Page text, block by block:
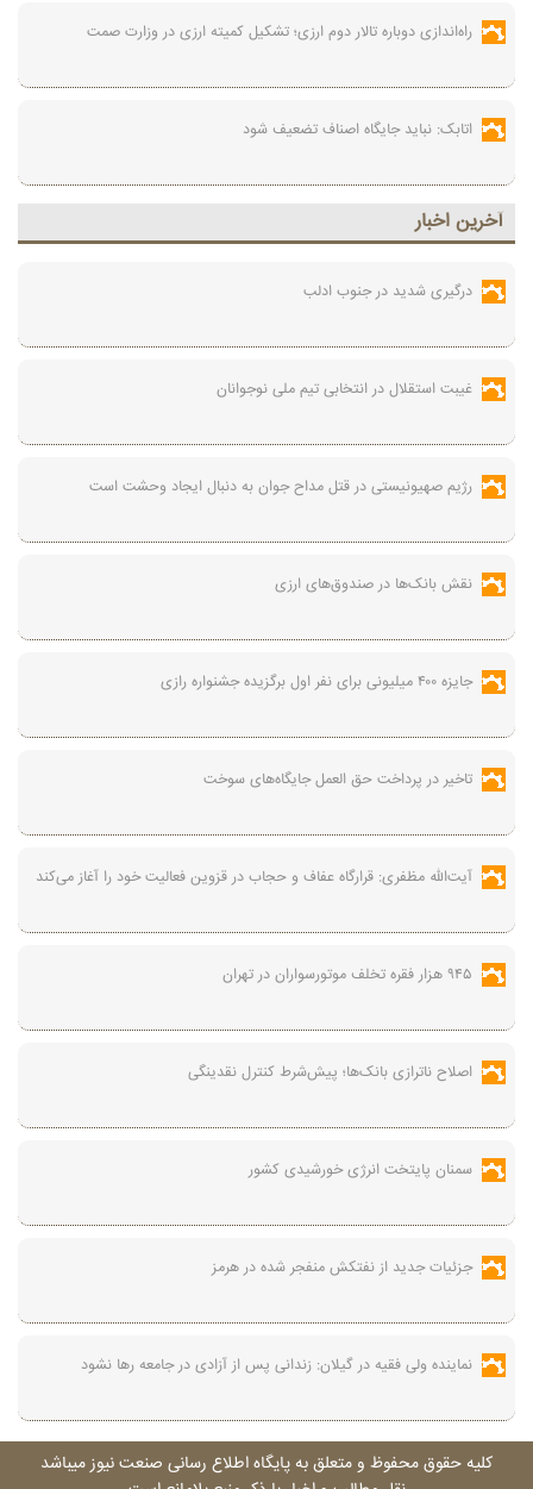
راه‌اندازی دوباره تالار دوم ارزی؛ تشکیل کمیته ارزی در وزارت صمت
اتابک: نباید جایگاه اصناف تضعیف شود
آخرين اخبار
درگیری شدید در جنوب ادلب
غیبت استقلال در انتخابی تیم ملی نوجوانان
رژیم صهیونیستی در قتل مداح جوان به دنبال ایجاد وحشت است
نقش بانک‌ها در صندوق‌های ارزی
جایزه ۴۰۰ میلیونی برای نفر اول برگزیده جشنواره رازی
تاخیر در پرداخت حق العمل جایگاه‌های سوخت
آیت‌الله مظفری: قرارگاه عفاف و حجاب در قزوین فعالیت خود را آغاز می‌کند
۹۴۵ هزار فقره تخلف موتورسواران در تهران
اصلاح ناترازی بانک‌ها؛ پیش‌شرط کنترل نقدینگی
سمنان پایتخت انرژی خورشیدی کشور
جزئیات جدید از نفتکش منفجر شده در هرمز
نماینده ولی فقیه در گیلان: زندانی پس از آزادی در جامعه رها نشود
کليه حقوق محفوظ و متعلق به پايگاه اطلاع رسانی صنعت نيوز ميباشد